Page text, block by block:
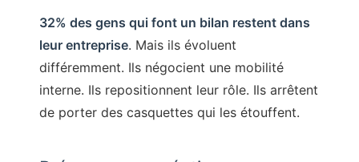
32% des gens qui font un bilan restent dans
leur entreprise. Mais ils évoluent
différemment. Ils négocient une mobilité
interne. Ils repositionnent leur rôle. Ils arrêtent
de porter des casquettes qui les étouffent.